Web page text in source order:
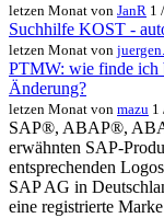
letzen Monat von JanR 1
Suchhilfe KOST -
letzen Monat von
PTMW: wie finde ich
Änderung?
letzen Monat von mazu 1
SAP®, ABAP®,
erwähnten SAP-
entsprechenden
SAP AG in
eine registrierte